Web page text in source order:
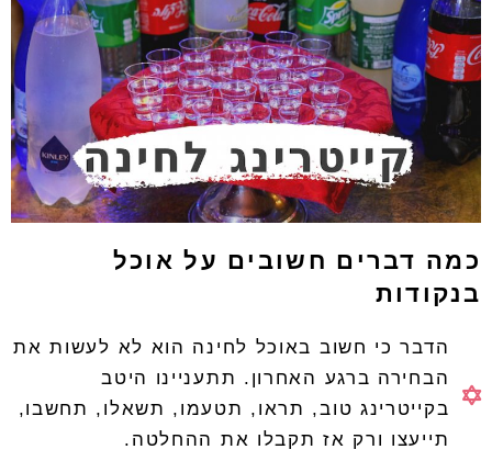
כמה דברים חשובים על אוכל
בנקודות
הדבר כי חשוב באוכל לחינה הוא לא לעשות את
הבחירה ברגע האחרון. תתעניינו היטב
בקייטרינג טוב, תראו, תטעמו, תשאלו, תחשבו,
תייעצו ורק אז תקבלו את ההחלטה.